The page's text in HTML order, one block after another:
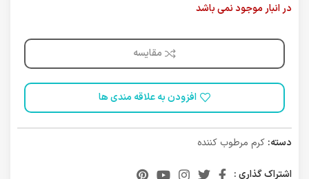
در انبار موجود نمی باشد
مقایسه
افزودن به علاقه مندی ها
دسته: کرم مرطوب کننده
اشتراک گذاری :